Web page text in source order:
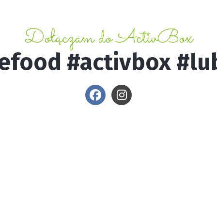
Dołączam do ActivBox
#activbox